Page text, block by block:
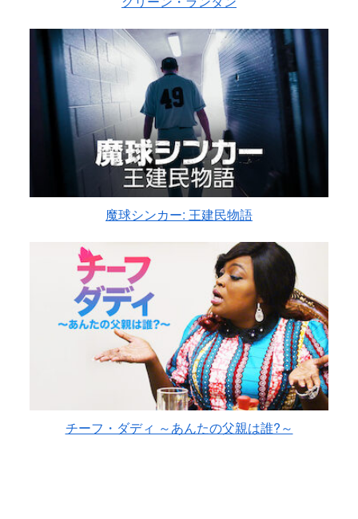
魔球シンカー: 王建民物語
チーフ・ダディ ～あんたの父親は誰?～